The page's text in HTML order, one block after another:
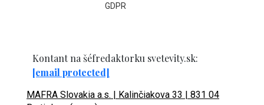
GDPR
Kontant na šéfredaktorku svetevity.sk:
[email protected]
MAFRA Slovakia a.s. | Kalinčiakova 33 | 831 04